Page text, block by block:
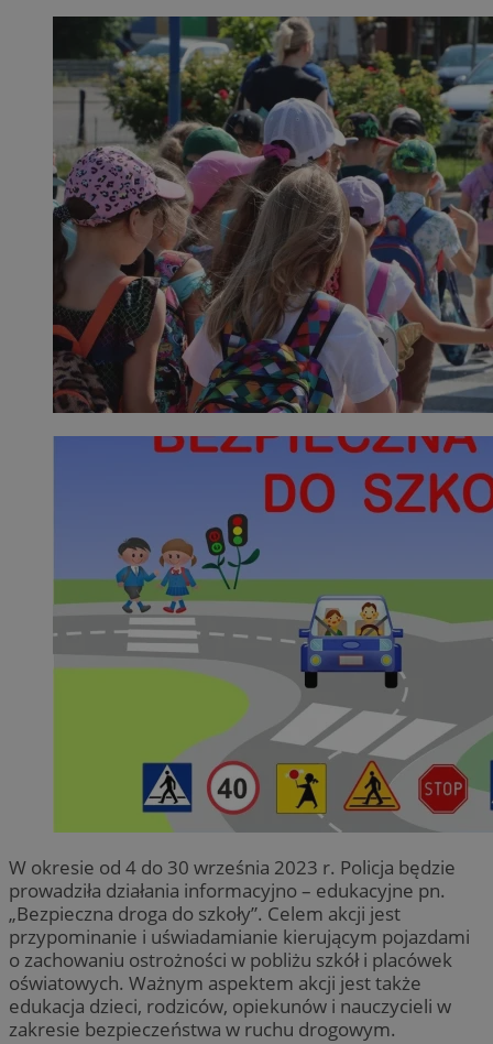
W okresie od 4 do 30 września 2023 r. Policja będzie
prowadziła działania informacyjno – edukacyjne pn.
„Bezpieczna droga do szkoły”. Celem akcji jest
przypominanie i uświadamianie kierującym pojazdami
o zachowaniu ostrożności w pobliżu szkół i placówek
oświatowych. Ważnym aspektem akcji jest także
edukacja dzieci, rodziców, opiekunów i nauczycieli w
zakresie bezpieczeństwa w ruchu drogowym.